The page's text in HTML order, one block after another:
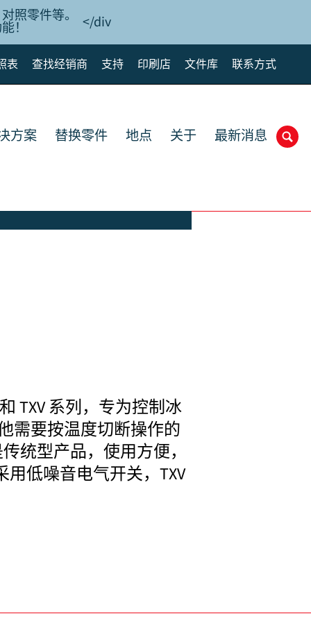
照零件等。
！ </div
表 查找经销商 支持 印刷店 文件库 联系方式
方案 替换零件 地点 关于 最新消息
TXV 系列，专为控制冰
需要按温度切断操作的
统型产品，使用方便，
用低噪音电气开关，TXV